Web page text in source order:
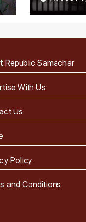
Republic Samachar
With Us
Us
Policy
and Conditions